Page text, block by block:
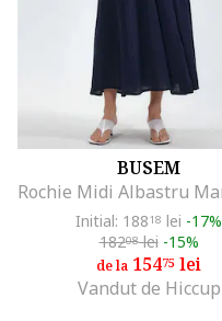
BUSEM
Initial: 18818 lei -17%
18208lei -15%
de la 15475 lei
Vandut de Hiccup